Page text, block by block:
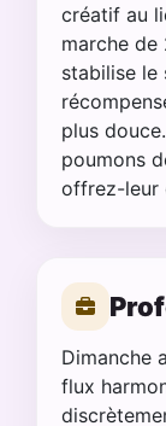
créatif au
marche de
stabilise le
plus
poumons
offrez-leur
Dimanche
flux